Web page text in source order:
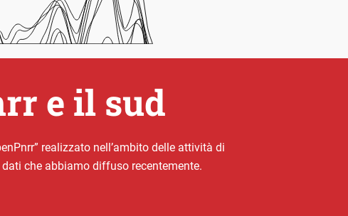
e il sud
realizzato nell’ambito delle attività di
che abbiamo diffuso recentemente.